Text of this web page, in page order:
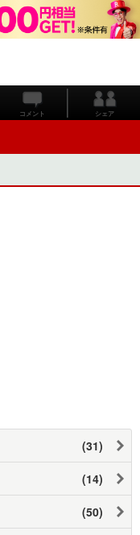
コメント シェア
(31)
(14)
(50)